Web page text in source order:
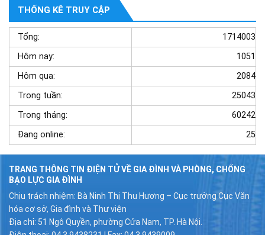
THỐNG KÊ TRUY CẬP
Tổng:
1714003
Hôm nay:
1051
Hôm qua:
2084
Trong tuần:
25043
Trong tháng:
60242
Đang online:
25
TRANG THÔNG TIN ĐIỆN TỬ VỀ GIA ĐÌNH VÀ PHÒNG, CHỐNG
BẠO LỰC GIA ĐÌNH
Chịu trách nhiệm: Bà Ninh Thị Thu Hương – Cục trưởng Cục Văn
hóa cơ sở, Gia đình và Thư viện
Địa chỉ: 51 Ngô Quyền, phường Cửa Nam, TP. Hà Nội.